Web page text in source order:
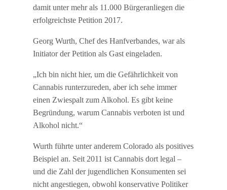
damit unter mehr als 11.000 Bürgeranliegen die
erfolgreichste Petition 2017.
Georg Wurth, Chef des Hanfverbandes, war als
Initiator der Petition als Gast eingeladen.
„Ich bin nicht hier, um die Gefährlichkeit von
Cannabis runterzureden, aber ich sehe immer
einen Zwiespalt zum Alkohol. Es gibt keine
Begründung, warum Cannabis verboten ist und
Alkohol nicht.“
Wurth führte unter anderem Colorado als positives
Beispiel an. Seit 2011 ist Cannabis dort legal –
und die Zahl der jugendlichen Konsumenten sei
nicht angestiegen, obwohl konservative Politiker